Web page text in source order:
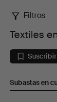
Textiles
en
Filtros
Textiles
Subastas en